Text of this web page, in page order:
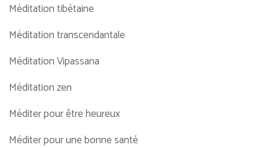
Méditation tibétaine
Méditation transcendantale
Méditation Vipassana
Méditation zen
Méditer pour être heureux
Méditer pour une bonne santé